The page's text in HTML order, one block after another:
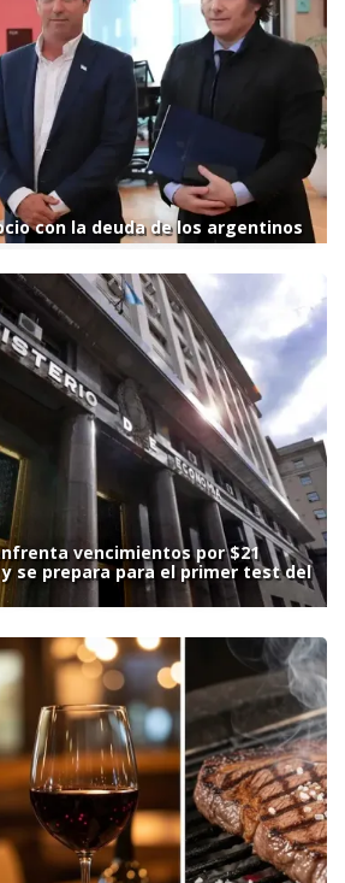
con la deuda de los argentinos
vencimientos por $21
se prepara para el primer test del